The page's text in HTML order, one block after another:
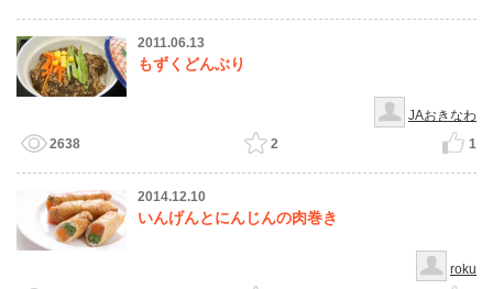
2011.06.13
もずくどんぶり
JAおきなわ
2638
2 1
2014.12.10
いんげんとにんじんの肉巻き
roku